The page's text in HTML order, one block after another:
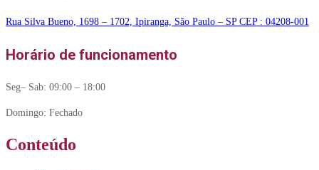
Rua Silva Bueno, 1698 – 1702, Ipiranga, São Paulo – SP CEP : 04208-001
Horário de funcionamento
Seg– Sab: 09:00 – 18:00
Domingo: Fechado
Conteúdo